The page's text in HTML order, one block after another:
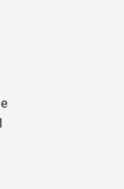
de
près des
en particulier
les